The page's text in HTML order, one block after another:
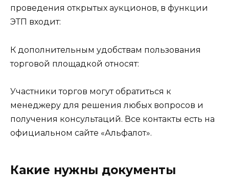
проведения открытых аукционов, в функции
ЭТП входит:
К дополнительным удобствам пользования
торговой площадкой относят:
Участники торгов могут обратиться к
менеджеру для решения любых вопросов и
получения консультаций. Все контакты есть на
официальном сайте «Альфалот».
Какие нужны документы